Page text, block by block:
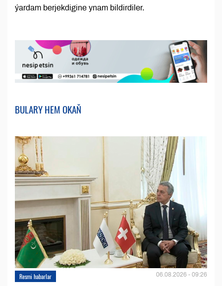
ýardam berjekdigine ynam bildirdiler.
BULARY HEM OKAŇ
Resmi habarlar 06.08.2026 - 09:26